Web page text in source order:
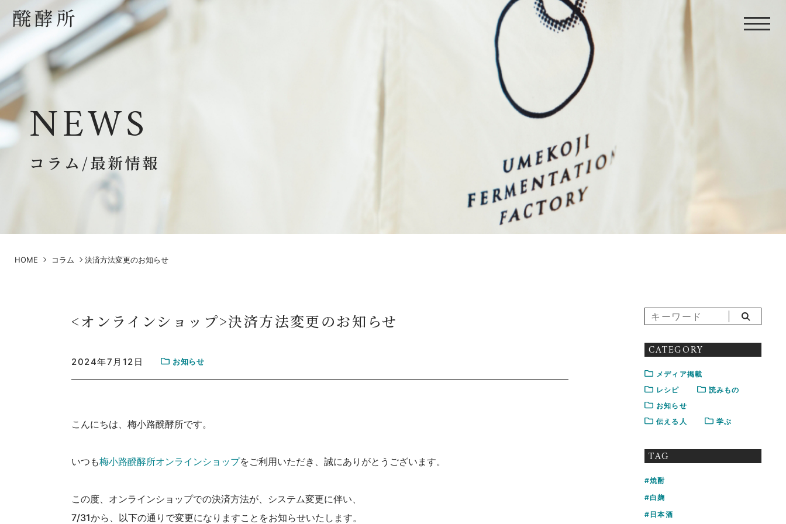
NEWS
コラム/最新情報
HOME コラム 決済方法変更のお知らせ
<オンラインショップ>決済方法変更のお知らせ
2024年7月12日 お知らせ
こんにちは、梅小路醗酵所です。
いつも梅小路醗酵所オンラインショップをご利用いただき、誠にありがとうございます。
この度、オンラインショップでの決済方法が、システム変更に伴い、
7/31から、以下の通りで変更になりますことをお知らせいたします。
CATEGORY
メディア掲載
レシピ
読みもの
お知らせ
伝える人
学ぶ
TAG
焼酎
白麹
日本酒